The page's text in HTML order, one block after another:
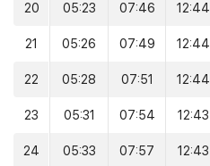
20 05:23 07:46 12:44
21 05:26 07:49 12:44
22 05:28 07:51 12:44
23 05:31 07:54 12:43
24 05:33 07:57 12:43